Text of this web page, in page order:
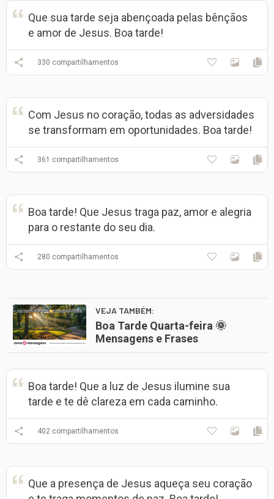
Que sua tarde seja abençoada pelas bênçãos
e amor de Jesus. Boa tarde!
330 compartilhamentos
Com Jesus no coração, todas as adversidades
se transformam em oportunidades. Boa tarde!
361 compartilhamentos
Boa tarde! Que Jesus traga paz, amor e alegria
para o restante do seu dia.
280 compartilhamentos
VEJA TAMBÉM:
Boa Tarde Quarta-feira 🌞
Mensagens e Frases
Boa tarde! Que a luz de Jesus ilumine sua
tarde e te dê clareza em cada caminho.
402 compartilhamentos
Que a presença de Jesus aqueça seu coração